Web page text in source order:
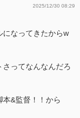
2025/12/30 08:29
になってきたからw
さってなんなんだろ
&監督！！から